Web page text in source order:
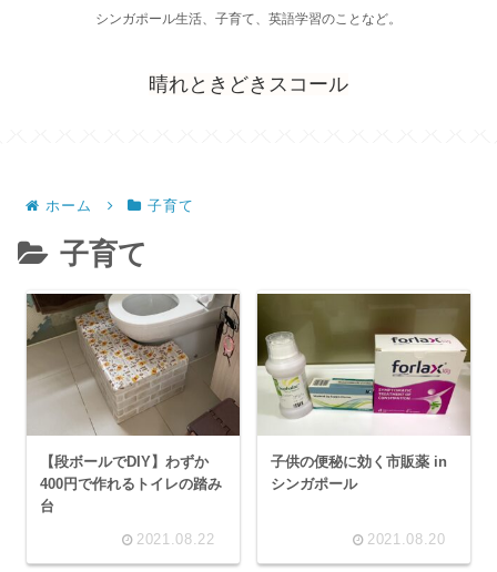
シンガポール生活、子育て、英語学習のことなど。
晴れときどきスコール
ホーム 子育て
子育て
【段ボールでDIY】わずか
400円で作れるトイレの踏み
台
2021.08.22
子供の便秘に効く市販薬 in
シンガポール
2021.08.20